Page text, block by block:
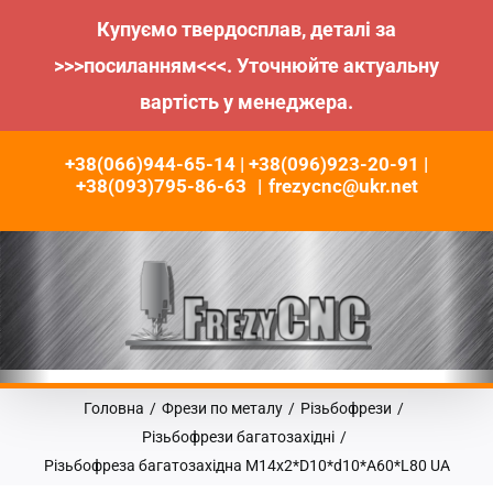
Купуємо твердосплав, деталі за
>>>посиланням<<<. Уточнюйте актуальну
вартість у менеджера.
+38(066)944-65-14 | +38(096)923-20-91 |
+38(093)795-86-63 | frezycnc@ukr.net
Головна / Фрези по металу / Різьбофрези /
Різьбофрези багатозахідні /
Різьбофреза багатозахідна M14х2*D10*d10*A60*L80 UA